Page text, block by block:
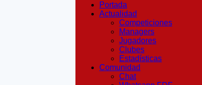
Portada
Actualidad
Competiciones
Managers
Jugadores
Clubes
Estadísticas
Comunidad
Chat